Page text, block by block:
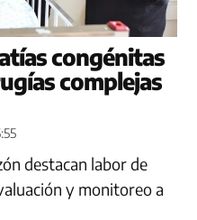
congénitas
complejas
destacan labor de
y monitoreo a